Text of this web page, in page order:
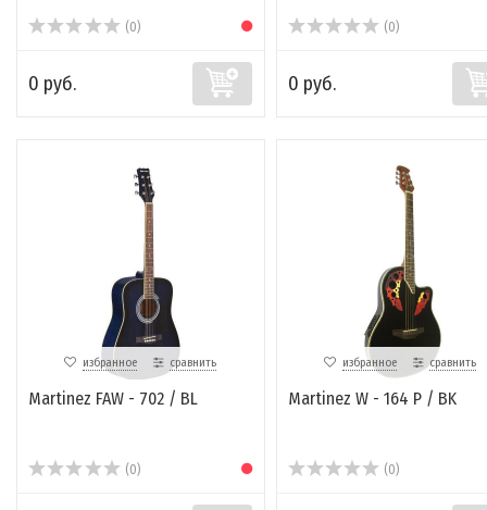
(0)
0 руб.
(0)
0 руб.
избранное сравнить
Martinez FAW - 702 / BL
(0)
избранное сравнить
Martinez W - 164 P / BK
(0)